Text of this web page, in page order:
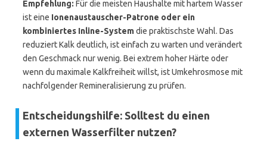
Empfehlung: Für die meisten Haushalte mit hartem Wasser
ist eine Ionenaustauscher-Patrone oder ein
kombiniertes Inline-Systemdie praktischste Wahl. Das
reduziert Kalk deutlich, ist einfach zu warten und verändert
den Geschmack nur wenig. Bei extrem hoher Härte oder
wenn du maximale Kalkfreiheit willst, ist Umkehrosmose mit
nachfolgender Remineralisierung zu prüfen.
Entscheidungshilfe: Solltest du einen
externen Wasserfilter nutzen?